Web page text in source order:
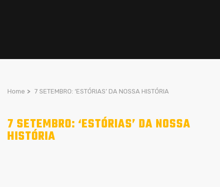
Home > 7 SETEMBRO: ‘ESTÓRIAS’ DA NOSSA HISTÓRIA
7 SETEMBRO: ‘ESTÓRIAS’ DA NOSSA
HISTÓRIA